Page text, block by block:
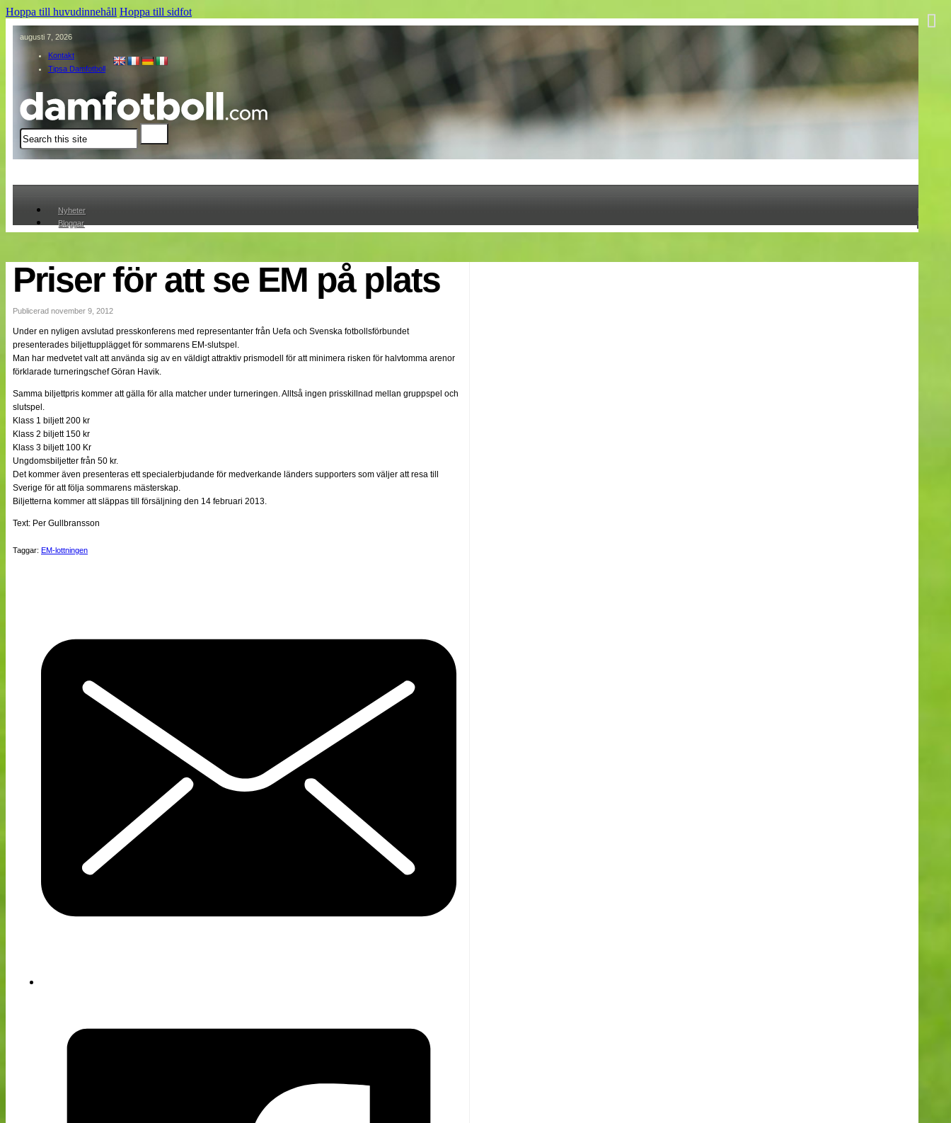
Hoppa till huvudinnehåll Hoppa till sidfot
augusti 7, 2026
Kontakt
Tipsa Damfotboll
Sök
Nyheter
Bloggar
Cuper
Medlemmar
Medlemsbilder
Om oss
Split vision
Bloggar
Webb-TV
Cuper
Medlemmar
Medlemsbilder
Till klubbkassan
Om oss
NÄTverket
Priser för att se EM på plats
Publicerad november 9, 2012
Under en nyligen avslutad presskonferens med representanter från Uefa och Svenska fotbollsförbundet
presenterades biljettupplägget för sommarens EM-slutspel.
Man har medvetet valt att använda sig av en väldigt attraktiv prismodell för att minimera risken för halvtomma arenor
förklarade turneringschef Göran Havik.
Samma biljettpris kommer att gälla för alla matcher under turneringen. Alltså ingen prisskillnad mellan gruppspel och
slutspel.
Klass 1 biljett 200 kr
Klass 2 biljett 150 kr
Klass 3 biljett 100 Kr
Ungdomsbiljetter från 50 kr.
Det kommer även presenteras ett specialerbjudande för medverkande länders supporters som väljer att resa till
Sverige för att följa sommarens mästerskap.
Biljetterna kommer att släppas till försäljning den 14 februari 2013.
Text: Per Gullbransson
Taggar: EM-lottningen